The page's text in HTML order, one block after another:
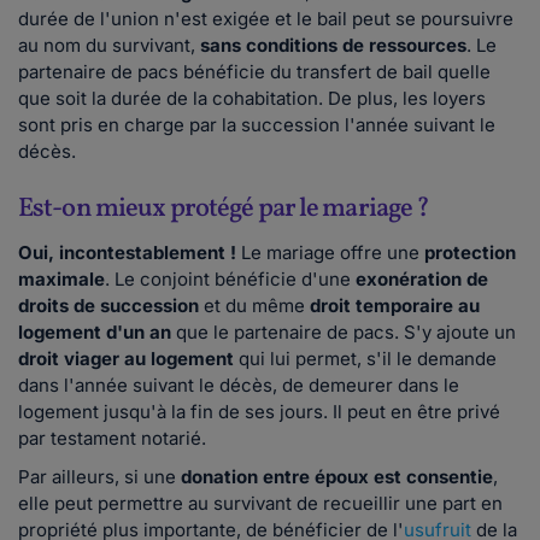
durée de l'union n'est exigée et le bail peut se poursuivre
au nom du survivant, sans conditions de ressources. Le
partenaire de pacs bénéficie du transfert de bail quelle
que soit la durée de la cohabitation. De plus, les loyers
sont pris en charge par la succession l'année suivant le
décès.
Est-on mieux protégé par le mariage ?
Oui, incontestablement ! Le mariage offre une protection
maximale. Le conjoint bénéficie d'une exonération de
droits de succession et du même droit temporaire au
logement d'un an que le partenaire de pacs. S'y ajoute un
droit viager au logement qui lui permet, s'il le demande
dans l'année suivant le décès, de demeurer dans le
logement jusqu'à la fin de ses jours. Il peut en être privé
par testament notarié.
Par ailleurs, si une donation entre époux est consentie,
elle peut permettre au survivant de recueillir une part en
propriété plus importante, de bénéficier de l'usufruit de la